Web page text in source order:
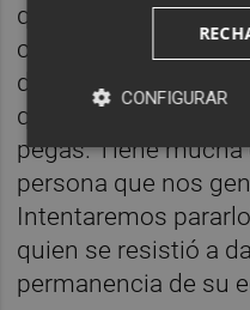
que comenzó la
como un jugador
disfrutamos el
que se tenía que
pegas. Tiene
persona que nos
Intentaremos
quien se resistió a
permanencia de su
CONFIGURAR